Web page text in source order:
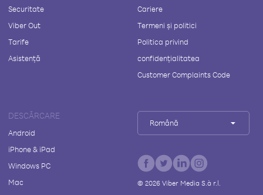
Securitate
Viber Out
Tarife
Asistență
Cariere
Termeni și politici
Politica privind
confidențialitatea
Customer Complaints Code
DESCĂRCARE
Android
iPhone & iPad
Windows PC
Mac
Română
© 2026Viber Media S.à r.l.